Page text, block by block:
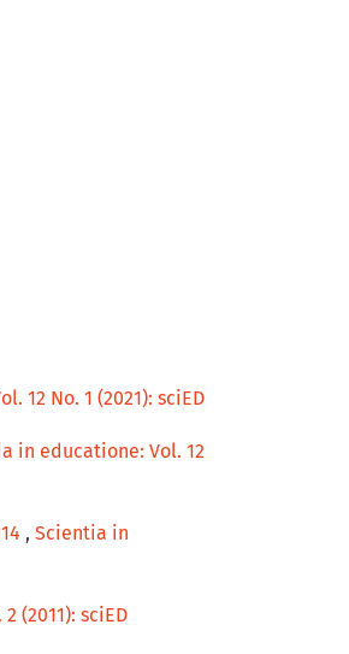
12 No. 1 (2021): sciED
in educatione: Vol. 12
, Scientia in
(2011): sciED